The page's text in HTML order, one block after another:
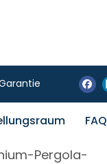
FAQ
Pergola-